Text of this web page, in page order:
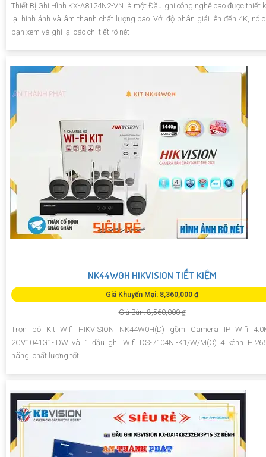
Thiết Bị Ghi Hình KX-A8124N2-VN là một Đầu ghi công nghệ cao được thiết
lại hình ảnh và âm thanh chất lượng cao. Với độ phân giải lên đến 4K, nó
bạn xem và ghi lại các chi tiết rõ nét
NK44W0H HIKVISION TIẾT KIỆM
Giá Khuyến Mại: 8,360,000 ₫
Giá Bán: 8,560,000 ₫
Trọn bộ Kit Wifi HIKVISION NK44W0H(D) gồm Camera IP Wifi
2CV1041G1-IDW và 1 đầu ghi Wifi DS-7104NI-K1/W/M(C) 4 kênh
hãng, chất lượng tốt.